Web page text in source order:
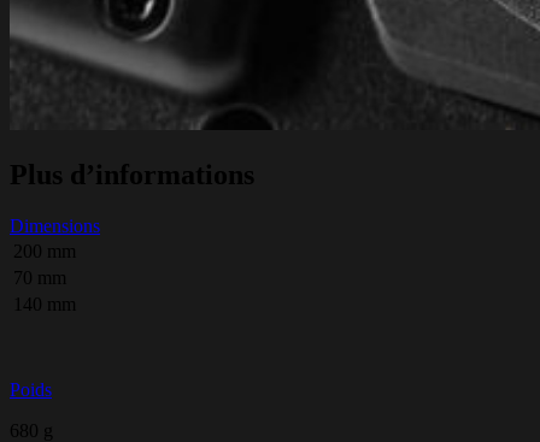
Plus d’informations
Dimensions
200 mm
70 mm
140 mm
Poids
680 g